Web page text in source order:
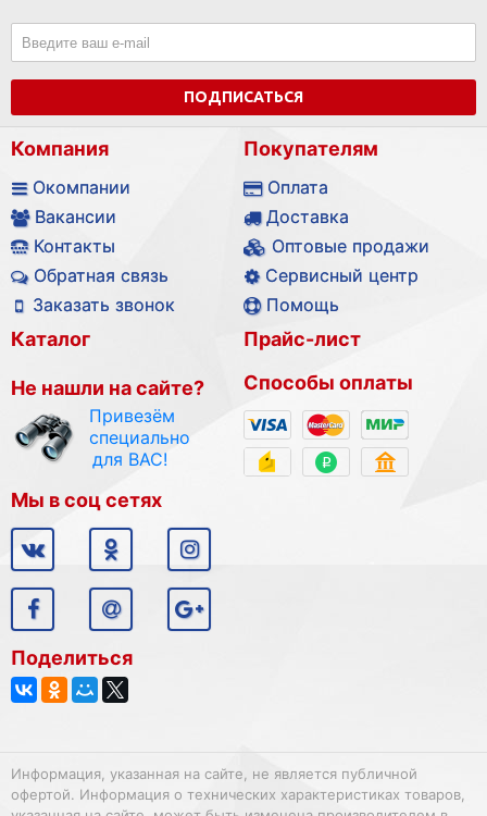
ПОДПИСАТЬСЯ
Компания
Окомпании
Вакансии
Контакты
Обратная связь
Заказать звонок
Покупателям
Оплата
Доставка
Оптовые продажи
Сервисный центр
Помощь
Каталог
Не нашли на сайте?
Привезём
специально
для ВАС!
Прайс-лист
Способы оплаты
Мы в соц сетях
Поделиться
Информация, указанная на сайте, не является публичной
офертой. Информация о технических характеристиках товаров,